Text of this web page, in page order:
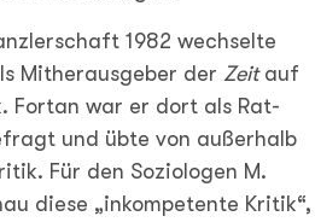
1982 wechselte
Mitherausgeber der Zeitauf
Fortan war er dort als Rat-
und übte von außerhalb
Für den Soziologen M.
diese „inkompetente Kritik“,